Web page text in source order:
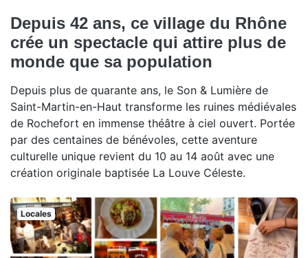
Depuis 42 ans, ce village du Rhône
crée un spectacle qui attire plus de
monde que sa population
Depuis plus de quarante ans, le Son & Lumière de
Saint-Martin-en-Haut transforme les ruines médiévales
de Rochefort en immense théâtre à ciel ouvert. Portée
par des centaines de bénévoles, cette aventure
culturelle unique revient du 10 au 14 août avec une
création originale baptisée La Louve Céleste.
Locales